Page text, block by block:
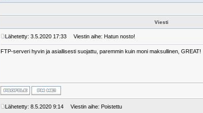
Viesti
Lähetetty: 3.5.2020 17:33 Viestin aihe: Hatun nosto!
FTP-serveri hyvin ja asiallisesti suojattu, paremmin kuin moni maksullinen, GREAT!
Lähetetty: 8.5.2020 9:14 Viestin aihe: Poistettu